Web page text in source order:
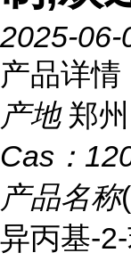
2025-06-
产品详情
产地 郑州
Cas：
产品名称
异丙基-